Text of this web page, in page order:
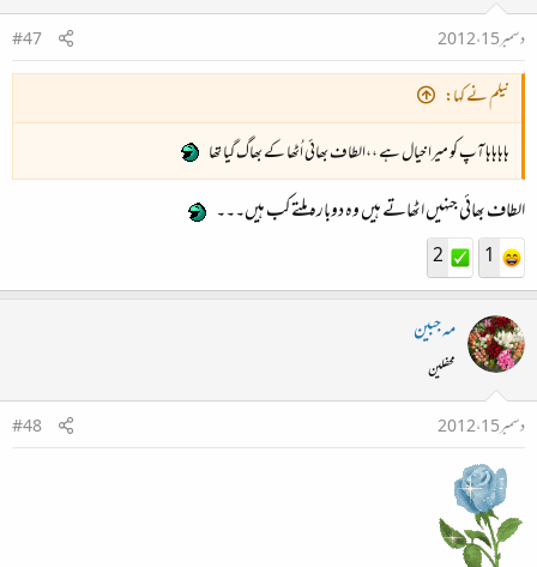
دسمبر 15، 2012
#47
نیلم نے کہا:
ہاہاہاہا آپ کو میرا خیال ہے ،،الطاف بھائی اُٹھا کے بھاگ گیا تھا
الطاف بھائی جنہیں اٹھاتے ہیں وہ دوبارہ ملتے کب ہیں۔۔۔
1
2
مہ جبین
محفلین
دسمبر 15، 2012
#48